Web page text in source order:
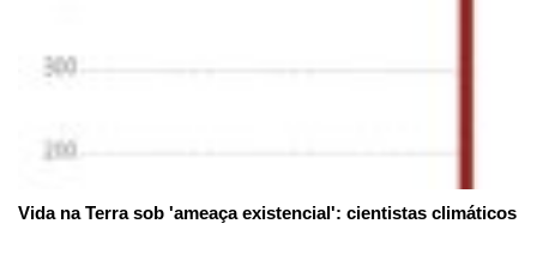
Vida na Terra sob 'ameaça existencial': cientistas climáticos